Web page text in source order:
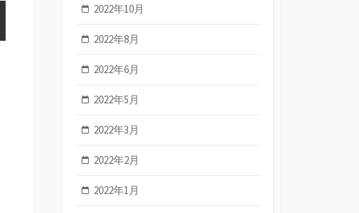
2022年10月
2022年8月
2022年6月
2022年5月
2022年3月
2022年2月
2022年1月